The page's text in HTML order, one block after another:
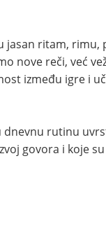
jasan ritam,
nove reči, već
između igre i
dnevnu rutinu
govora i koje